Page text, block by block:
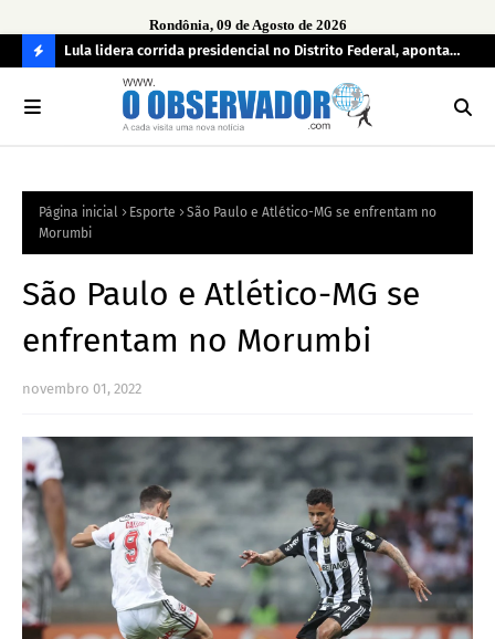
Rondônia, 09 de Agosto de 2026
O
R
Lula lidera corrida presidencial no Distrito Federal, aponta
pesquisa; Flávio Bolsonaro aparece em segundo
Página inicial Esporte
São Paulo e Atlético-MG se enfrentam no
Morumbi
São Paulo e Atlético-MG se
enfrentam no Morumbi
novembro 01, 2022